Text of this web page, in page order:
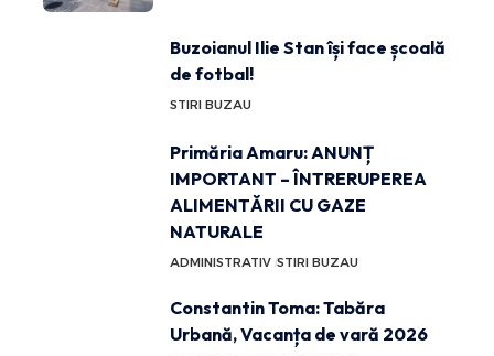
Buzoianul Ilie Stan își face școală
de fotbal!
STIRI BUZAU
Primăria Amaru: ANUNȚ
IMPORTANT – ÎNTRERUPEREA
ALIMENTĂRII CU GAZE
NATURALE
ADMINISTRATIV STIRI BUZAU
Constantin Toma: Tabăra
Urbană, Vacanța de vară 2026